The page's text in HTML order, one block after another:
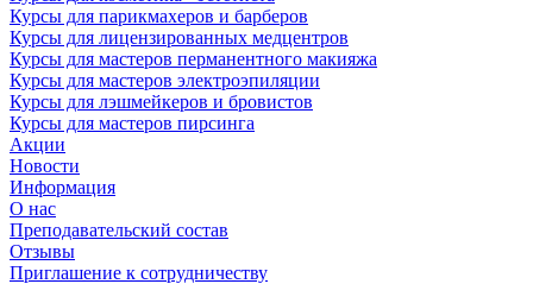
Курсы для парикмахеров и барберов
Курсы для лицензированных медцентров
Курсы для мастеров перманентного макияжа
Курсы для мастеров электроэпиляции
Курсы для лэшмейкеров и бровистов
Курсы для мастеров пирсинга
Акции
Новости
Информация
О нас
Преподавательский состав
Отзывы
Приглашение к сотрудничеству